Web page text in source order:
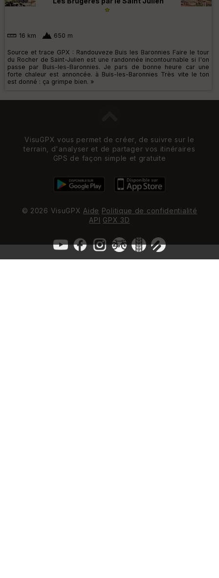
16 km 650 m
Source et trace GPX : Randouveze Buis les Baronnies Faire le tour
du Rocher de Saint-Julien est une randonnée incontournable si l'on
passe par Buis-les-Baronnies. Je pars de bonne heure car une
forte chaleur est annoncée. à Buis-les-Baronnies Très vite le ton
est donné : ça grimpe bien. »
VisuGPX vous permet de créer, de suivre sur le
terrain, d'analyser et de partager vos itinéraires
GPS de façon simple et gratuite
© 2026 VisuGPX Aide Politique de confidentialité
API GPX 3D